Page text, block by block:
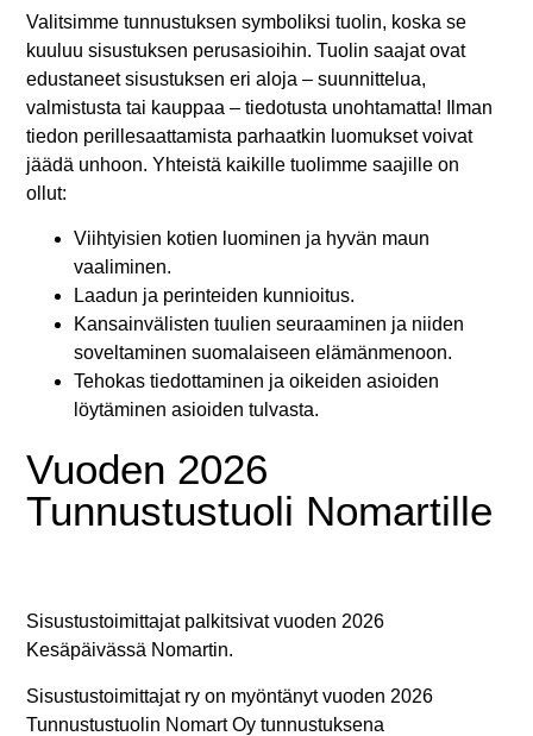
Valitsimme tunnustuksen symboliksi tuolin, koska se
kuuluu sisustuksen perusasioihin. Tuolin saajat ovat
edustaneet sisustuksen eri aloja – suunnittelua,
valmistusta tai kauppaa – tiedotusta unohtamatta! Ilman
tiedon perillesaattamista parhaatkin luomukset voivat
jäädä unhoon. Yhteistä kaikille tuolimme saajille on
ollut:
Viihtyisien kotien luominen ja hyvän maun
vaaliminen.
Laadun ja perinteiden kunnioitus.
Kansainvälisten tuulien seuraaminen ja niiden
soveltaminen suomalaiseen elämänmenoon.
Tehokas tiedottaminen ja oikeiden asioiden
löytäminen asioiden tulvasta.
Vuoden 2026
Tunnustustuoli Nomartille
Sisustustoimittajat palkitsivat vuoden 2026
Kesäpäivässä Nomartin.
Sisustustoimittajat ry on myöntänyt vuoden 2026
Tunnustustuolin Nomart Oy tunnustuksena